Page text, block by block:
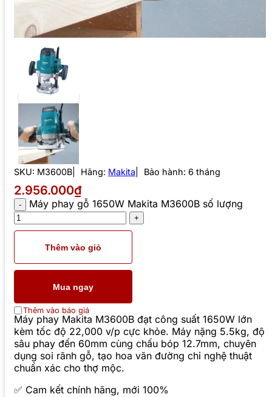
SKU: M3600B Hãng: Makita Bảo hành: 6 tháng
2.956.000₫
Máy phay gỗ 1650W Makita M3600B số lượng
Thêm vào giỏ
Mua ngay
Thêm vào báo giá
Máy phay Makita M3600B đạt công suất 1650W lớn
kèm tốc độ 22,000 v/p cực khỏe. Máy nặng 5.5kg, độ
sâu phay đến 60mm cùng chấu bóp 12.7mm, chuyên
dụng soi rãnh gỗ, tạo hoa văn đường chỉ nghệ thuật
chuẩn xác cho thợ mộc.
✅ Cam kết chính hãng, mới 100%